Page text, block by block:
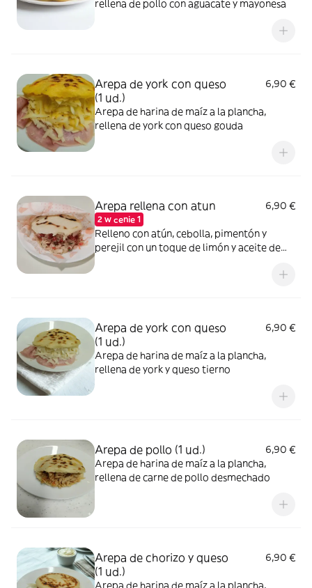
rellena de pollo con aguacate y mayonesa
Arepa de york con queso
(1 ud.)
6,90 €
Arepa de harina de maíz a la plancha,
rellena de york con queso gouda
Arepa rellena con atun
2 w cenie 1
6,90 €
Relleno con atún, cebolla, pimentón y
perejil con un toque de limón y aceite de
Arepa de york con queso
(1 ud.)
6,90 €
Arepa de harina de maíz a la plancha,
rellena de york y queso tierno
Arepa de pollo (1 ud.)
6,90 €
Arepa de harina de maíz a la plancha,
rellena de carne de pollo desmechado
Arepa de chorizo y queso
(1 ud.)
6,90 €
Arepa de harina de maíz a la plancha,